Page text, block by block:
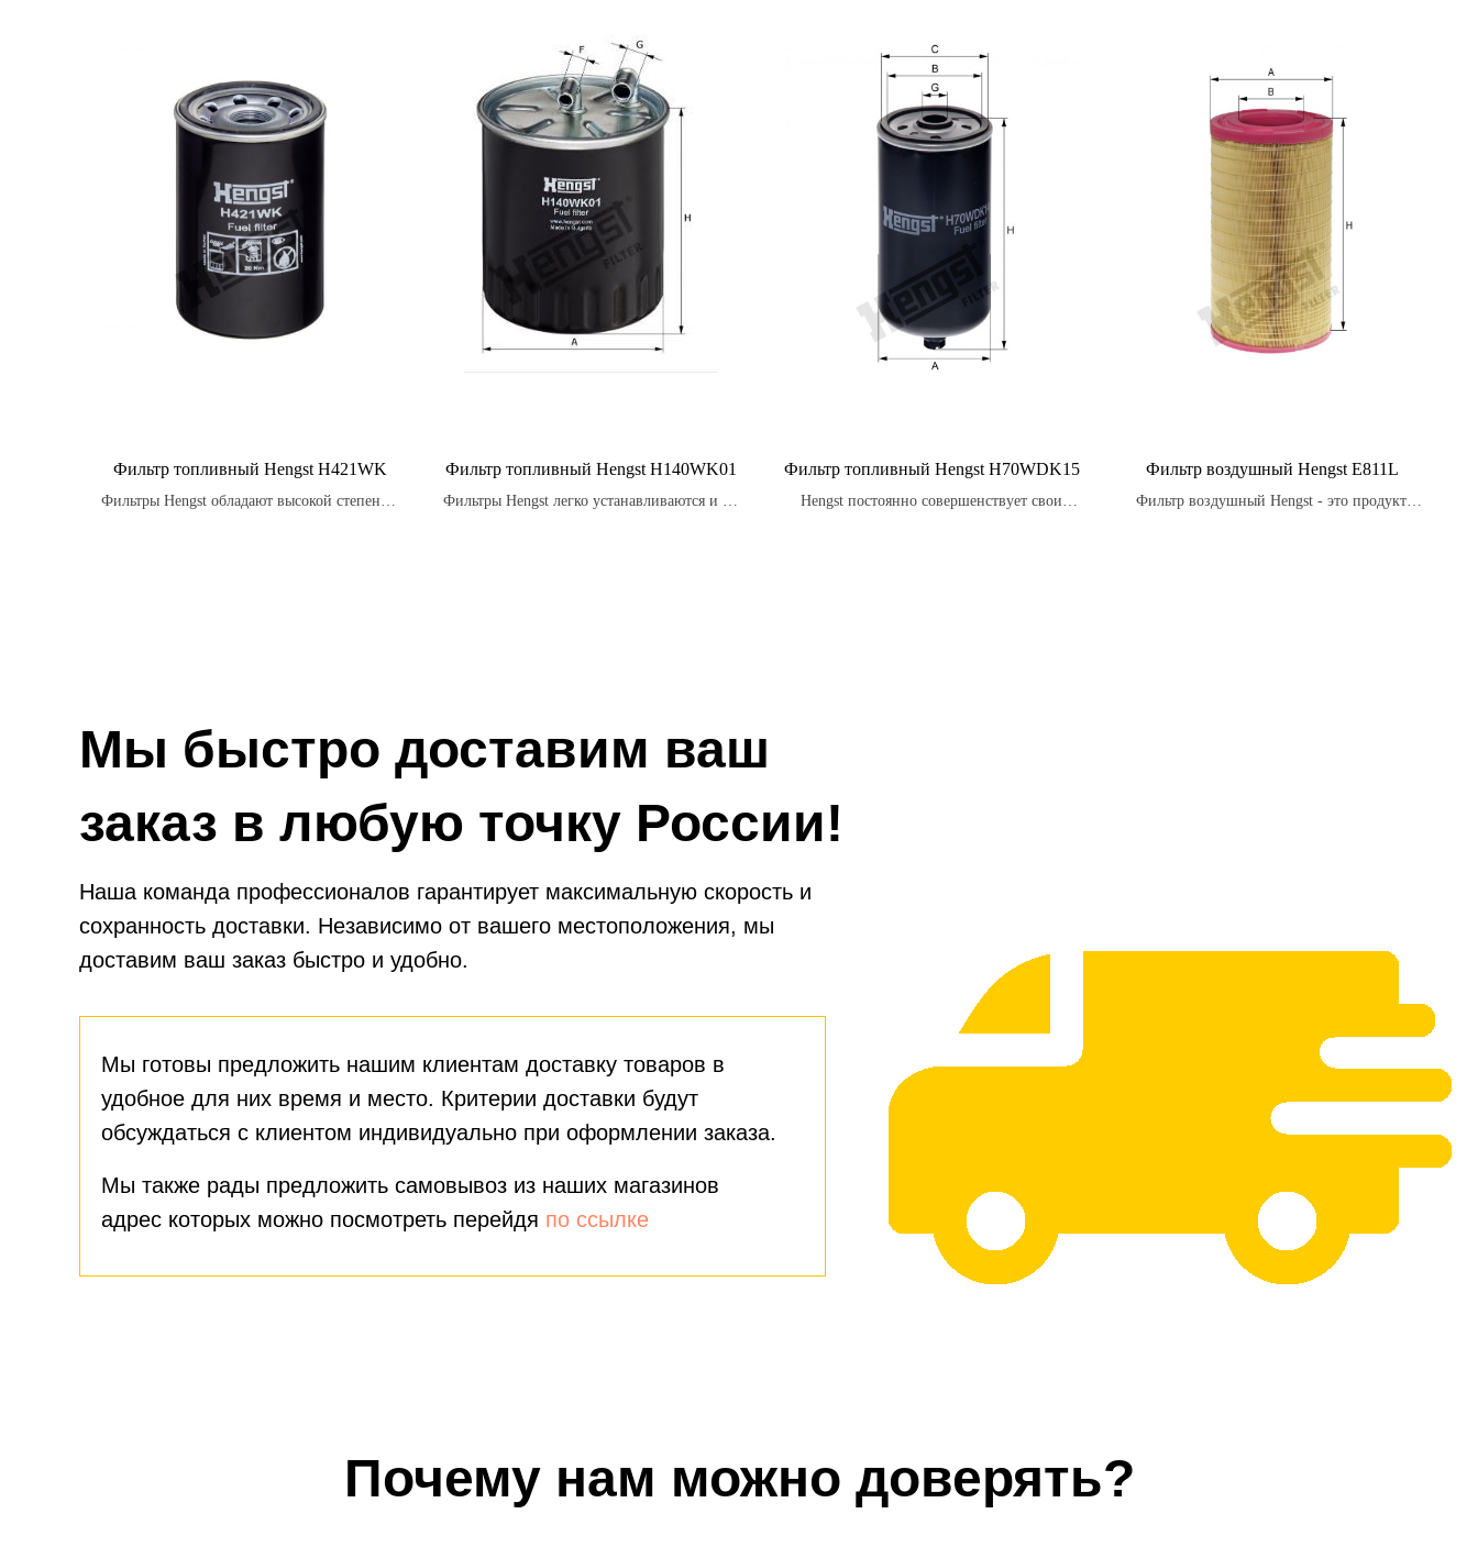
Фильтр топливный Hengst H421WK
Фильтры Hengst обладают высокой степенью
Фильтр топливный Hengst H140WK01
Фильтры Hengst легко устанавливаются и не
Фильтр топливный Hengst H70WDK15
Hengst постоянно совершенствует свои
Фильтр воздушный Hengst E811L
Фильтр воздушный Hengst - это продукт,
Мы быстро доставим ваш
заказ в любую точку России!
Мы готовы предложить нашим клиентам доставку товаров в
удобное для них время и место. Критерии доставки будут
обсуждаться с клиентом индивидуально при оформлении заказа.
Мы также рады предложить самовывоз из наших магазинов
адрес которых можно посмотреть перейдя по ссылке
Наша команда профессионалов гарантирует максимальную скорость и
сохранность доставки. Независимо от вашего местоположения, мы
доставим ваш заказ быстро и удобно.
Почему нам можно доверять?